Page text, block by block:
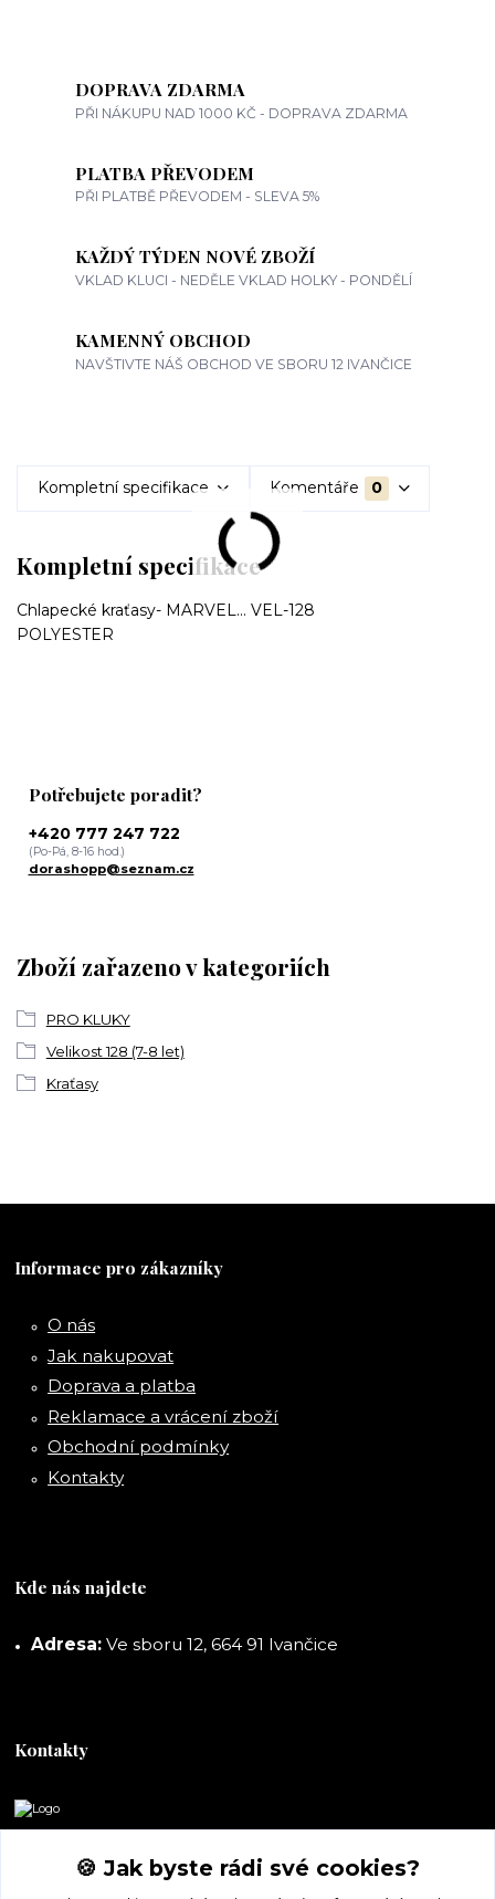
DOPRAVA ZDARMA
PŘI NÁKUPU NAD 1000 KČ - DOPRAVA ZDARMA
PLATBA PŘEVODEM
PŘI PLATBĚ PŘEVODEM - SLEVA 5%
KAŽDÝ TÝDEN NOVÉ ZBOŽÍ
VKLAD KLUCI - NEDĚLE VKLAD HOLKY - PONDĚLÍ
KAMENNÝ OBCHOD
NAVŠTIVTE NÁŠ OBCHOD VE SBORU 12 IVANČICE
Kompletní specifikace Komentáře 0
Kompletní specifikace
Chlapecké kraťasy- MARVEL... VEL-128
POLYESTER
Zboží zařazeno v kategoriích
PRO KLUKY
Velikost 128 (7-8 let)
Kraťasy
Potřebujete poradit?
+420 777 247 722
(Po-Pá, 8-16 hod.)
dorashopp@seznam.cz
Informace pro zákazníky
O nás
Jak nakupovat
Doprava a platba
Reklamace a vrácení zboží
Obchodní podmínky
Kontakty
Kde nás najdete
Adresa: Ve sboru 12, 664 91 Ivančice
Kontakty
+420 777 247 722
🍪 Jak byste rádi své cookies?